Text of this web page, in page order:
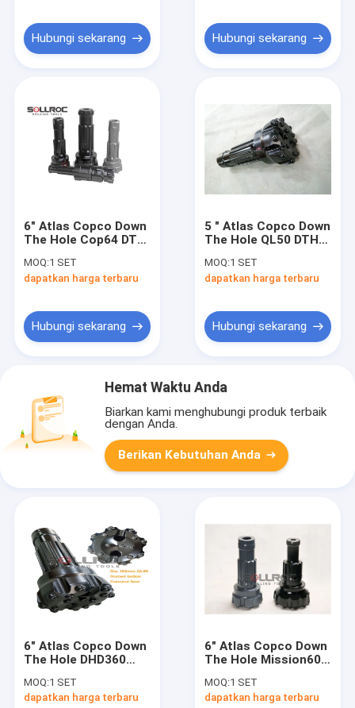
Hubungi sekarang Hubungi sekarang
6" Atlas Copco Down
The Hole Cop64 DTH
Untuk Pengeboran
Batu
MOQ:1 SET
dapatkan harga terbaru
Hubungi sekarang
5 " Atlas Copco Down
The Hole QL50 DTH
Pengeboran Air
MOQ:1 SET
dapatkan harga terbaru
Hubungi sekarang
Hemat Waktu Anda
Biarkan kami menghubungi produk terbaik
dengan Anda.
Berikan Kebutuhan Anda
6" Atlas Copco Down
The Hole DHD360
Untuk Pengeboran
Batu
MOQ:1 SET
dapatkan harga terbaru
6" Atlas Copco Down
The Hole Mission60
Bits Untuk
Pengeboran Sumur
MOQ:1 SET
dapatkan harga terbaru